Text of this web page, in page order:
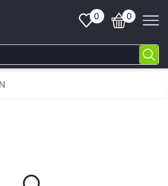
0 0